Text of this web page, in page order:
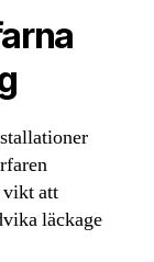
vikt att
läckage